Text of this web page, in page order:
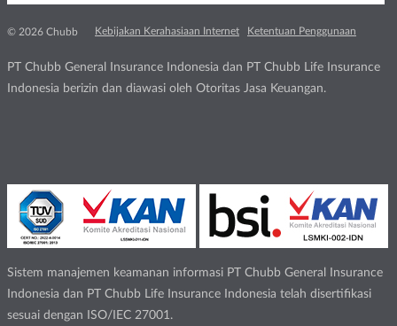
© 2026 Chubb Kebijakan Kerahasiaan Internet Ketentuan Penggunaan
PT Chubb General Insurance Indonesia dan PT Chubb Life Insurance
Indonesia berizin dan diawasi oleh Otoritas Jasa Keuangan.
Sistem manajemen keamanan informasi PT Chubb General Insurance
Indonesia dan PT Chubb Life Insurance Indonesia telah disertifikasi
sesuai dengan ISO/IEC 27001.